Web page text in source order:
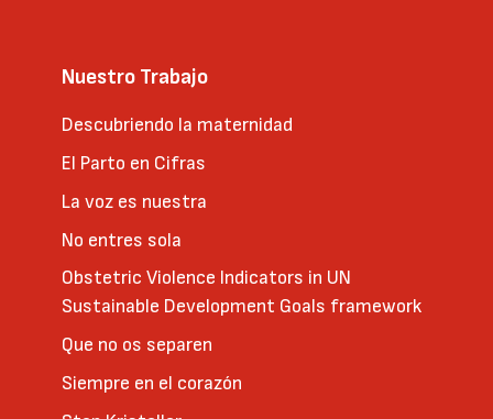
Nuestro Trabajo
Descubriendo la maternidad
El Parto en Cifras
La voz es nuestra
No entres sola
Obstetric Violence Indicators in UN
Sustainable Development Goals framework
Que no os separen
Siempre en el corazón